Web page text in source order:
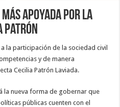
apoyada por la
Patrón
la participación de la sociedad civil
y de manera
Cecilia Patrón Laviada.
la nueva forma de gobernar que
públicas cuenten con el